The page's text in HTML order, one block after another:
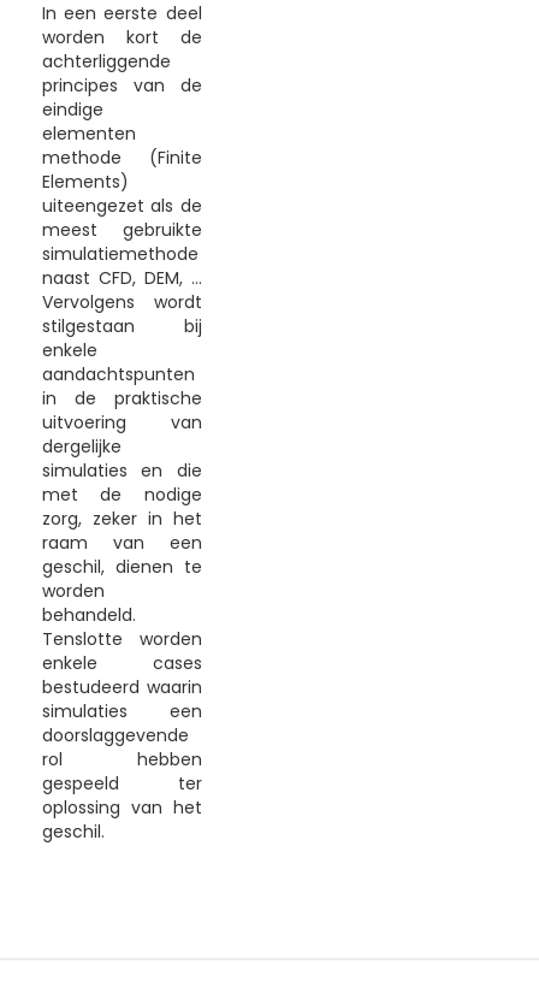
In een eerste deel
worden kort de
achterliggende
principes van de
eindige
elementen
methode (Finite
Elements)
uiteengezet als de
meest gebruikte
simulatiemethode
naast CFD, DEM, ...
Vervolgens wordt
stilgestaan bij
enkele
aandachtspunten
in de praktische
uitvoering van
dergelijke
simulaties en die
met de nodige
zorg, zeker in het
raam van een
geschil, dienen te
worden
behandeld.
Tenslotte worden
enkele cases
bestudeerd waarin
simulaties een
doorslaggevende
rol hebben
gespeeld ter
oplossing van het
geschil.